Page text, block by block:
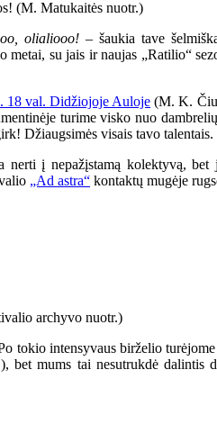
olialiooo! – šaukia tave
metai, su jais ir naujas „Ratilio“
18 val. Didžiojoje Auloje (M. K.
turime visko nuo
Džiaugsimės visais tavo talentais.
nerti į nepažįstamą kolektyvą,
„Ad astra“ kontaktų mugėje
tokio intensyvaus birželio
bet mums tai nesutrukdė dalintis